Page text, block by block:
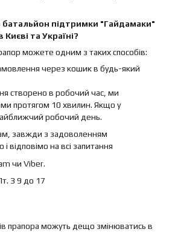
батальйон підтримки "Гайдамаки"
та Україні?
можете одним з таких способів:
через кошик в будь-який
створено в робочий час, ми
протягом 10 хвилин. Якщо у
робочий день.
завжди з задоволенням
і відповімо на всі запитання
чи Viber.
З 9 до 17
прапора можуть дещо змінюватись в